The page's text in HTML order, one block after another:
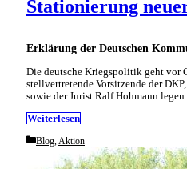
Erklärung der Deutschen
Stationierung
Die deutsche Kriegspolitik geht vor
stellvertretende Vorsitzende der
sowie der Jurist Ralf Hohmann legen
Weiterlesen
Categories
Blog,Aktion